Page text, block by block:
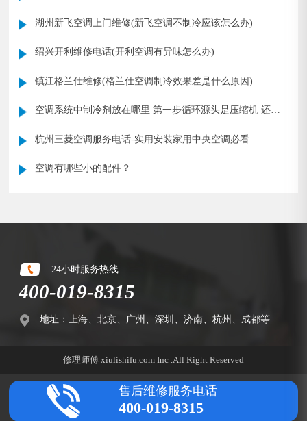
湖州新飞空调上门维修(新飞空调不制冷应该怎么办)
绍兴开利维修电话(开利空调有异味怎么办)
镇江格兰仕维修(格兰仕空调制冷效果差是什么原因)
空调系统中制冷剂放在哪里 第一步循环源头是压缩机 还是
杭州三菱空调服务电话-实用安装家用中央空调必看
空调有哪些小的配件？
24小时服务热线
400-019-8315
地址：上海、北京、广州、深圳、济南、杭州、成都等
修理师傅 xiulishifu.com Inc .All Right Reserved
售后维修服务电话
400-019-8315